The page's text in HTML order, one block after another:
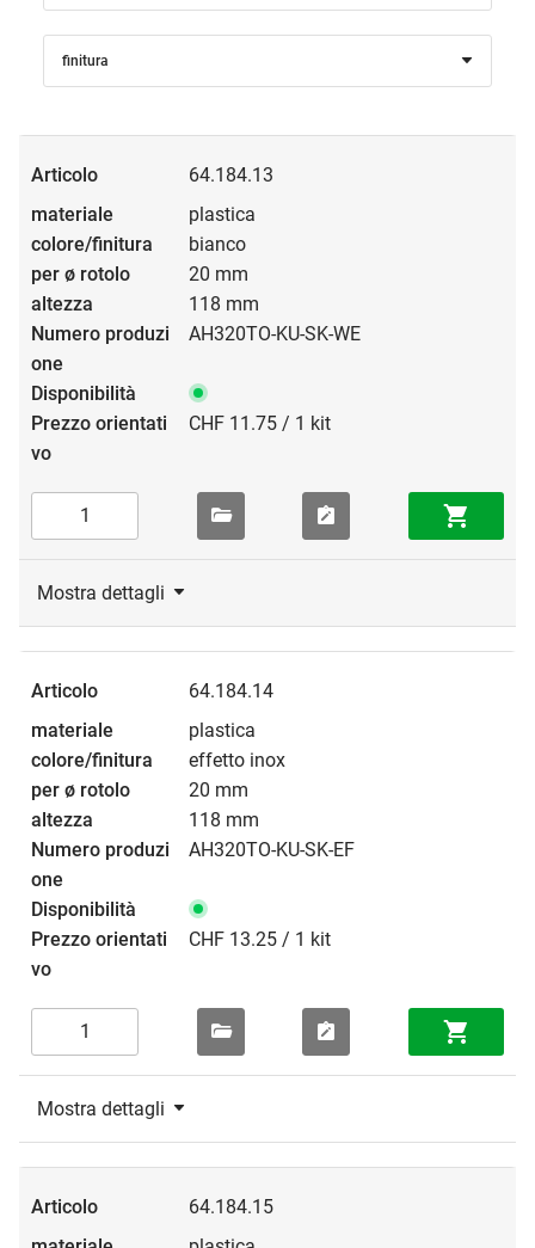
finitura
64.184.13
plastica
bianco
20 mm
118 mm
AH320TO-KU-SK-WE
CHF 11.75 / 1 kit
Mostra dettagli
64.184.14
plastica
effetto inox
20 mm
118 mm
AH320TO-KU-SK-EF
CHF 13.25 / 1 kit
Mostra dettagli
64.184.15